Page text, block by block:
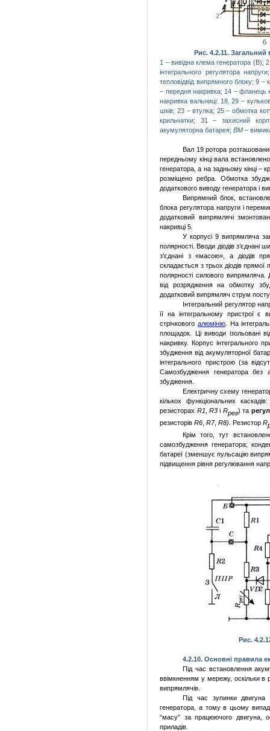
Рис. 4.2.11. Загальний
1 – вивідна клема генератора (В);
інтегрального регулятора
тепловідвід випрямного блоку; 9
– передня накривка; 14 – фла­нець
накрив­ка вальниці: 18, 29 –
шків; 23 – втулка; 25 – обмотка
крильчатки; 31 – захисний
акумуляторна батарея; ВМ –
Вал 19 ротора
передньому кінці вала
генератора, а на задньому кінці –
розміщено ребра. Обмотка
додаткового виводу генератора і
Випрямний блок,
блока регулятора напруги і
додатковий випрямлячі
накривці 5.
У корпусі 9 випрямляча
полярності. Вводи діодів
з’єднані з «масою», а діодів
складається з трьох діодів прямої
полярності силового
від розрядження на обмотку
додатковий випрямляч струм
Інтегральний регулятор
її на інтегральному пристрої є
стрічкового алюмінію. На
площадок. Ці виводи ізольовані
накривку. Корпус інтегрального
збудження від акумуляторної
інтегрального пристрою (за
Самозбудження генератора без
збудження.
Електричну схему
кількох функціональних
резисторах R1 ,R3 і Rрег) та
ре­зисторівR6 ,R7,R8). РезисторR
Крім того, тут
самозбудження генератора;
батареї (зменшує пульсацію
підвищення рівня регулювання
Рис.
4.2.10. Основні правила
Під час встановлення
ввімкненням у мережу, оскіль­ки в
випрямлячів.
Під час зупинки двигуна
генератора, а тому в цьому
“масу” за працюючого двигуна,
приладів.